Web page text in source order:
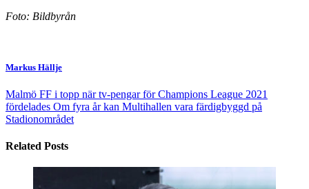
Foto: Bildbyrån
Markus Hällje
Malmö FF i topp när tv-pengar för Champions League 2021
fördelades Om fyra år kan Multihallen vara färdigbyggd på
Stadionområdet
Related Posts